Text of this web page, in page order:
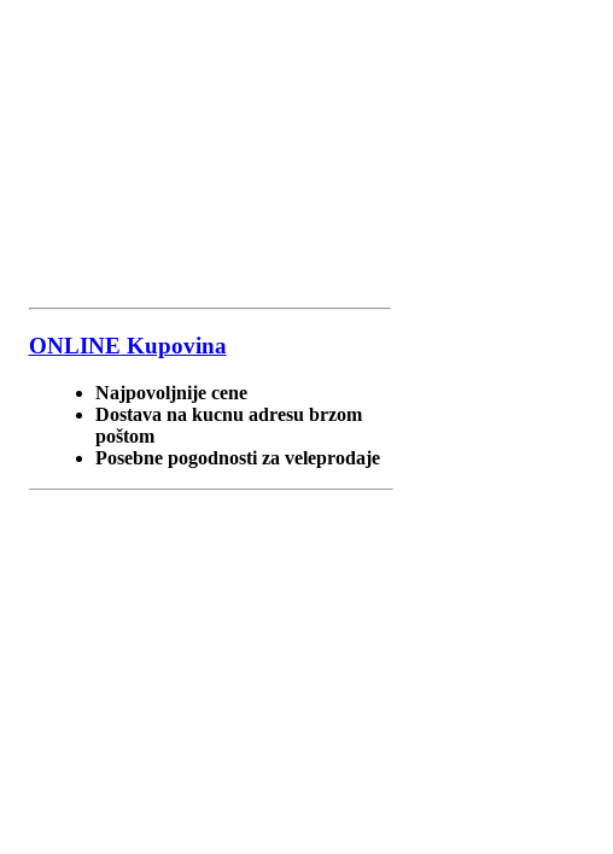
ONLINE Kupovina
Najpovoljnije cene
Dostava na kucnu adresu brzom
poštom
Posebne pogodnosti za veleprodaje